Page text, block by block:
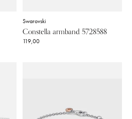
Swarovski
Constella armband 5728588
119,00